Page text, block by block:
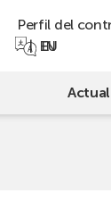
Perfil del
EU
EN